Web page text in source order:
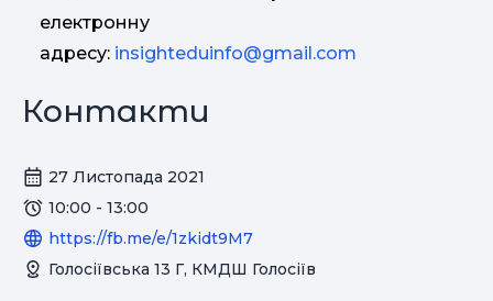
електронну
адресу: insighteduinfo@gmail.com
Контакти
27 Листопада 2021
10:00 - 13:00
https://fb.me/e/1zkidt9M7
Голосіївська 13 Г, КМДШ Голосіїв